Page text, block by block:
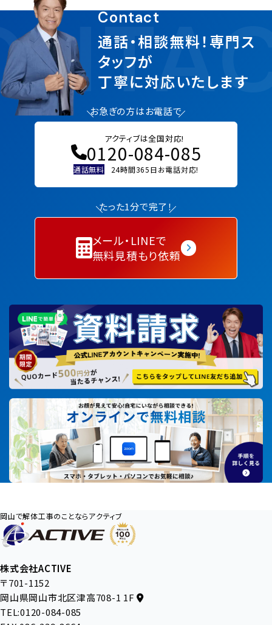
Contact
通話・相談無料！専門ス
タッフが
丁寧に対応いたします
お急ぎの方はお電話で
アクティブは全国対応!
0120-084-085
通話無料 24時間365日お電話対応!
たった1分で完了！
メール・LINEで
無料見積もり依頼
岡山で解体工事のことならアクティブ
株式会社ACTIVE
〒701-1152
岡山県岡山市北区津高708-1 1F
TEL:0120-084-085